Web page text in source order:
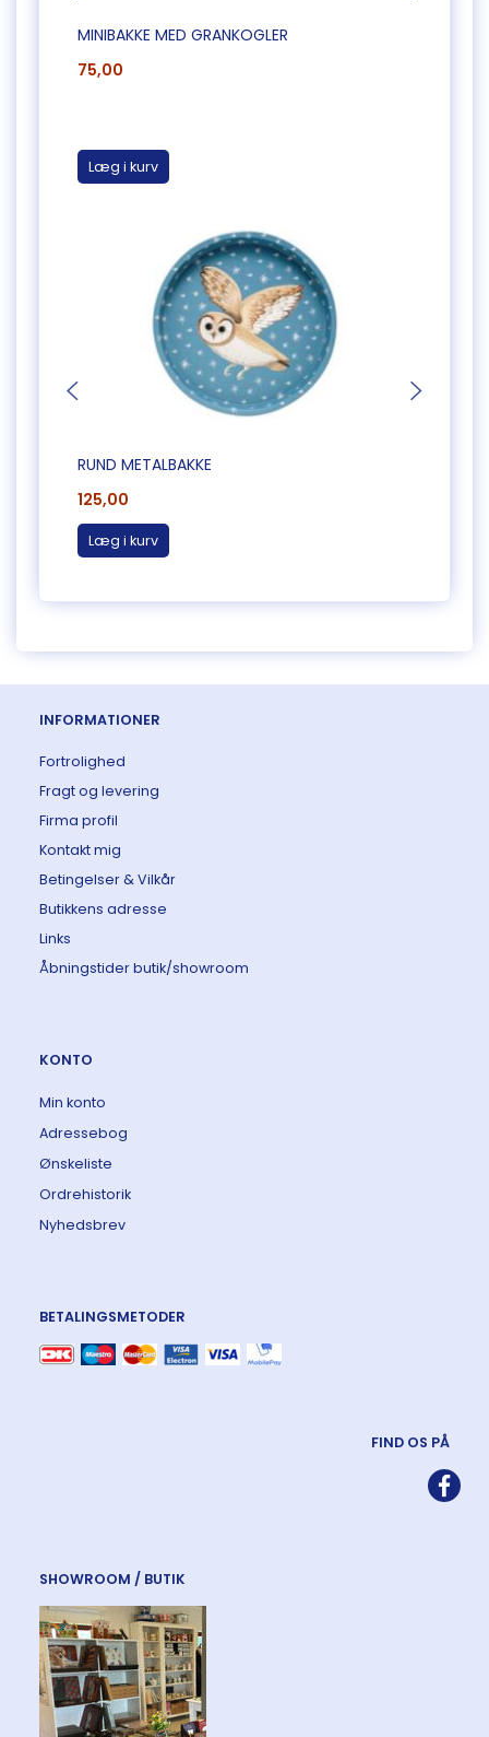
MINIBAKKE MED GRANKOGLER
75,00
Læg i kurv
RUND METALBAKKE
125,00
Læg i kurv
INFORMATIONER
Fortrolighed
Fragt og levering
Firma profil
Kontakt mig
Betingelser & Vilkår
Butikkens adresse
Links
Åbningstider butik/showroom
KONTO
Min konto
Adressebog
Ønskeliste
Ordrehistorik
Nyhedsbrev
BETALINGSMETODER
FIND OS PÅ
SHOWROOM / BUTIK